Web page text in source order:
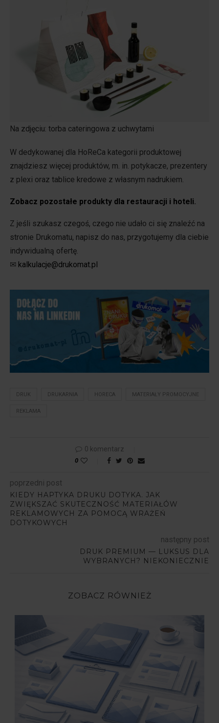
Na zdjęciu: torba cateringowa z uchwytami
W dedykowanej dla HoReCa kategorii produktowej
znajdziesz więcej produktów, m. in. potykacze, prezentery
z plexi oraz tablice kredowe z własnym nadrukiem.
Zobacz pozostałe produkty dla restauracji i hoteli.
Z jeśli szukasz czegoś, czego nie udało ci się znaleźć na
stronie Drukomatu, napisz do nas, przygotujemy dla ciebie
indywidualną ofertę.
✉ kalkulacje@drukomat.pl
DRUK DRUKARNIA HORECA MATERIAŁY PROMOCYJNE
REKLAMA
0 komentarz
0
poprzedni post
KIEDY HAPTYKA DRUKU DOTYKA. JAK
ZWIĘKSZAĆ SKUTECZNOŚĆ MATERIAŁÓW
REKLAMOWYCH ZA POMOCĄ WRAŻEŃ
DOTYKOWYCH
następny post
DRUK PREMIUM — LUKSUS DLA
WYBRANYCH? NIEKONIECZNIE
ZOBACZ RÓWNIEŻ